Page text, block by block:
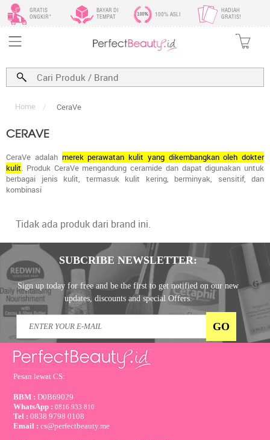
GRATIS
ONGKIR*
BAYAR DI
TEMPAT
100% ASLI
HADIAH
GRATIS!
Home / CeraVe
CERAVE
CeraVe adalah merek perawatan kulit yang dikembangkan oleh dokter
kulit. Produk CeraVe mengandung ceramide dan dapat digunakan untuk
berbagai jenis kulit, termasuk kulit kering, berminyak, sensitif, dan
kombinasi
Tidak ada produk dari brand ini.
SUBCRIBE NEWSLETTER:
Sign up today for free and be the first to get notified on our new
updates, discounts and special Offers.
Pesan lewat CS:
BBM : D0B69029
WhatsApp :0816 933 810
Tel :0838 9798 0108
Email :cs@perfectbeauty.me